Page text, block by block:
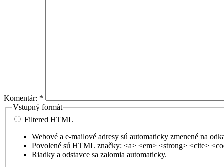
Komentár: *
Vstupný formát
Filtered HTML
Webové a e-mailové adresy sú automaticky zmenené na
Povolené sú HTML značky: <a> <em> <strong> <cite>
Riadky a odstavce sa zalomia automaticky.